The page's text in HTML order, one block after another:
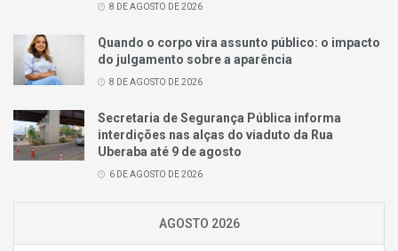
8 DE AGOSTO DE 2026
Quando o corpo vira assunto público: o impacto
do julgamento sobre a aparência
8 DE AGOSTO DE 2026
Secretaria de Segurança Pública informa
interdições nas alças do viaduto da Rua
Uberaba até 9 de agosto
6 DE AGOSTO DE 2026
AGOSTO 2026